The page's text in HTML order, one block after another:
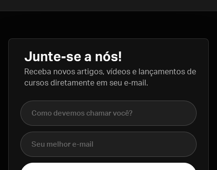
Junte-se a nós!
Receba novos artigos, vídeos e lançamentos de
cursos diretamente em seu e-mail.
Nome completo
E-mail